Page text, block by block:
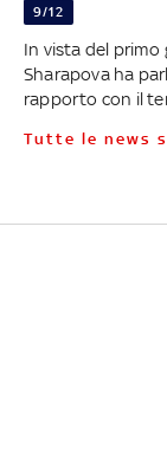
9/12
In vista del
Sharapova ha
rapporto con il
Tutte le news